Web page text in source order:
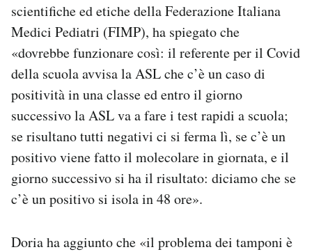
scientifiche ed etiche della Federazione Italiana
Medici Pediatri (FIMP), ha spiegato che
«dovrebbe funzionare così: il referente per il Covid
della scuola avvisa la ASL che c’è un caso di
positività in una classe ed entro il giorno
successivo la ASL va a fare i test rapidi a scuola;
se risultano tutti negativi ci si ferma lì, se c’è un
positivo viene fatto il molecolare in giornata, e il
giorno successivo si ha il risultato: diciamo che se
c’è un positivo si isola in 48 ore».
Doria ha aggiunto che «il problema dei tamponi è